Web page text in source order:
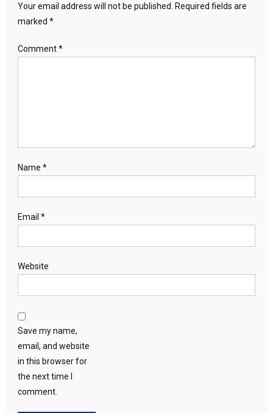
Your email address will not be published.
Required fields are
marked *
Comment*
Name *
Email *
Website
Save my name,
email, and website
in this browser for
the next time I
comment.